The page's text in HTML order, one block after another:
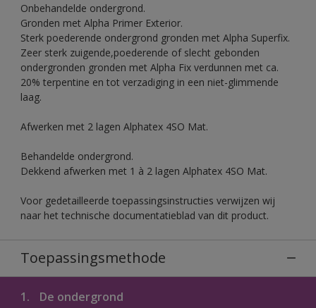
Onbehandelde ondergrond.
Gronden met Alpha Primer Exterior.
Sterk poederende ondergrond gronden met Alpha Superfix.
Zeer sterk zuigende,poederende of slecht gebonden
ondergronden gronden met Alpha Fix verdunnen met ca.
20% terpentine en tot verzadiging in een niet-glimmende
laag.
Afwerken met 2 lagen Alphatex 4SO Mat.
Behandelde ondergrond.
Dekkend afwerken met 1 à 2 lagen Alphatex 4SO Mat.
Voor gedetailleerde toepassingsinstructies verwijzen wij
naar het technische documentatieblad van dit product.
Toepassingsmethode
1. De ondergrond